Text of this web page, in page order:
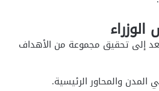
إلى تحقيق مجموعة من الأهداف
المدن والمحاور الرئيسية.